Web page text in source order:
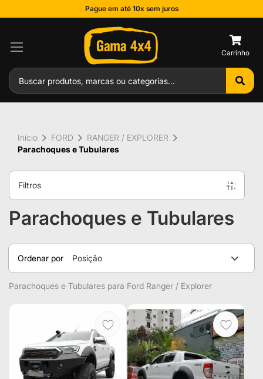
Pague em até 10x sem juros
Parachoques e Tubulares
Ordenar por Posição
Parachoques e Tubulares para Ford Ranger / Explorer
Início FORD
RANGER / EXPLORER
Parachoques e Tubulares
Filtros